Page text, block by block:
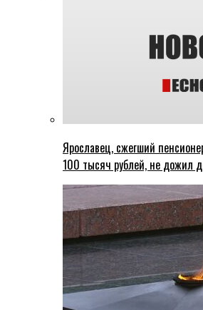
Ярославец, сжегший
100 тысяч рублей, не дожил